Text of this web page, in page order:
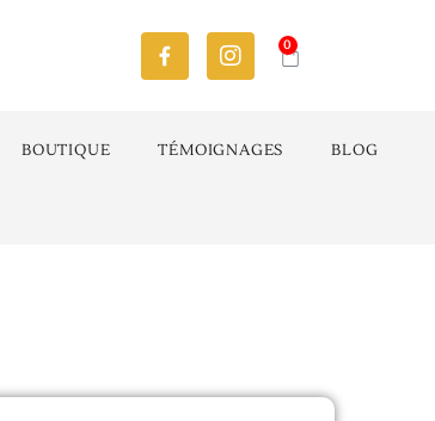
0
BOUTIQUE TÉMOIGNAGES BLOG